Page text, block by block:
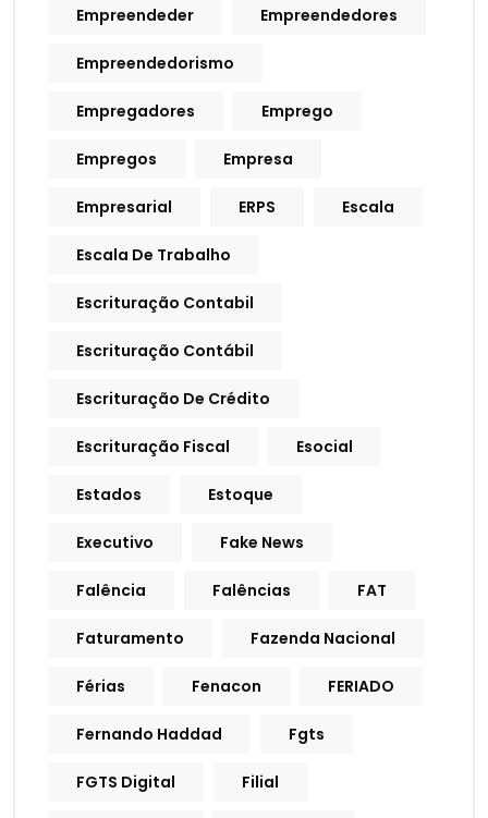
Empreendeder Empreendedores
Empreendedorismo
Empregadores Emprego
Empregos Empresa
Empresarial ERPS Escala
Escala De Trabalho
Escrituração Contabil
Escrituração Contábil
Escrituração De Crédito
Escrituração Fiscal Esocial
Estados Estoque
Executivo Fake News
Falência Falências FAT
Faturamento Fazenda Nacional
Férias Fenacon FERIADO
Fernando Haddad Fgts
FGTS Digital Filial